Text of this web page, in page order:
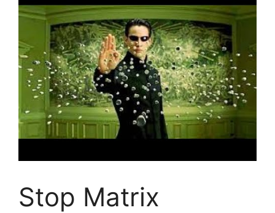
Stop Matrix